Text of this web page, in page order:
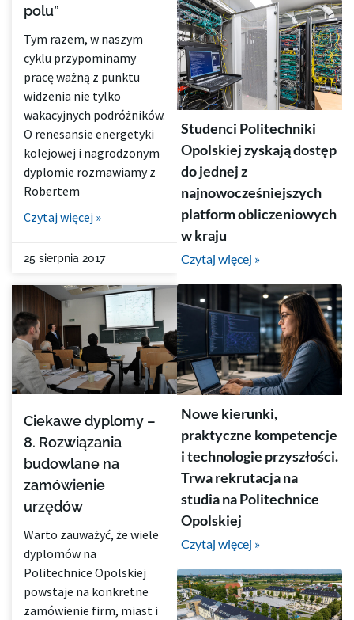
polu”
Tym razem, w naszym
cyklu przypominamy
pracę ważną z punktu
widzenia nie tylko
wakacyjnych podróżników.
O renesansie energetyki
kolejowej i nagrodzonym
dyplomie rozmawiamy z
Robertem
Czytaj więcej »
25 sierpnia 2017
Ciekawe dyplomy –
8. Rozwiązania
budowlane na
zamówienie
urzędów
Warto zauważyć, że wiele
dyplomów na
Politechnice Opolskiej
powstaje na konkretne
zamówienie firm, miast i
Studenci Politechniki
Opolskiej zyskają dostęp
do jednej z
najnowocześniejszych
platform obliczeniowych
w kraju
Czytaj więcej »
Nowe kierunki,
praktyczne kompetencje
i technologie przyszłości.
Trwa rekrutacja na
studia na Politechnice
Opolskiej
Czytaj więcej »